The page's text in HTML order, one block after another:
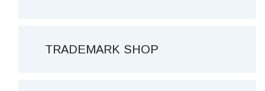
TRADEMARK SHOP